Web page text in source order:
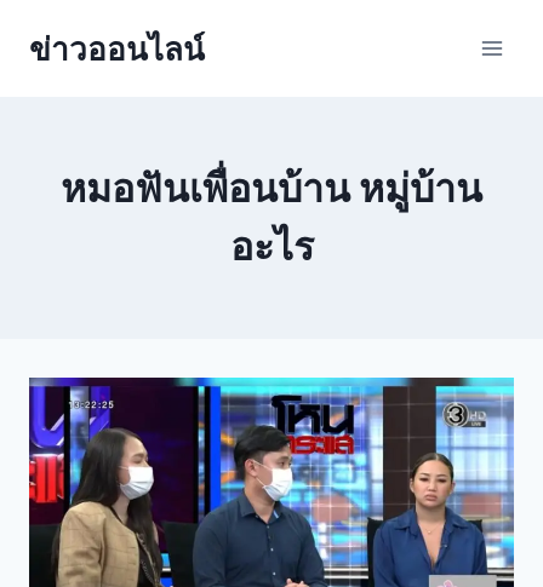
ข่าวออนไลน์
หมอฟันเพื่อนบ้าน หมู่บ้าน
อะไร